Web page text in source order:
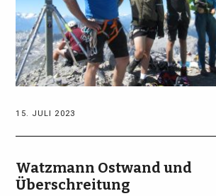
15. JULI 2023
Watzmann Ostwand und
Überschreitung